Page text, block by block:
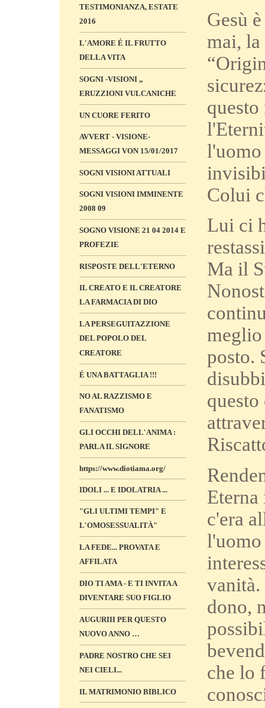
TESTIMONIANZA, ESTATE
2016
L'AMORE É IL FRUTTO
DELLA VITA
SOGNI -VISIONI „
ERUZZIONI VULCANICHE
UN CUORE FERITO
AVVERT - VISIONE-
MESSAGGI VON 15/01/2017
SOGNI VISIONI ATTUALI
SOGNI VISIONI IMMINENTE
2008 09
SOGNO VISIONE 21 04 2014 E
PROFEZIE
RISPOSTE DELL'ETERNO
IL CREATO E IL CREATORE
LA FARMACIA DI DIO
LA PERSEGUITAZZIONE
DEL POPOLO DEL
CREATORE
È UNA BATTAGLIA !!!
NO AL RAZZISMO E
FANATISMO
GLI OCCHI DELL'ANIMA :
PARLA IL SIGNORE
https://www.diotiama.org/
IDOLI ... E IDOLATRIA ...
"GLI ULTIMI TEMPI" E
L'OMOSESSUALITÀ"
LA FEDE... PROVATA E
AFFILATA
DIO TI AMA - E TI INVITA A
DIVENTARE SUO FIGLIO
AUGURIII PER QUESTO
NUOVO ANNO …
PADRE NOSTRO CHE SEI
NEI CIELI...
IL MATRIMONIO BIBLICO
Gesù
mai, la
Colui
Lui ci
Ma il
posto.
c'era
l'uomo
vanità.
dono,
che lo